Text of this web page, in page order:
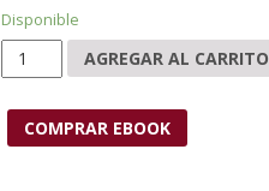
Disponible
Mujeres letales cantidad
AGREGAR AL CARRITO
COMPRAR EBOOK